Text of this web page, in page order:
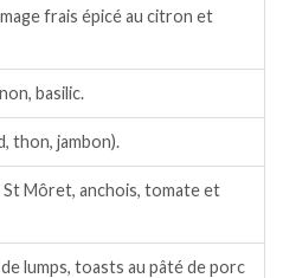
frais épicé au citron et
basilic.
thon, jambon).
St Môret, anchois, tomate et
lumps, toasts au pâté de porc